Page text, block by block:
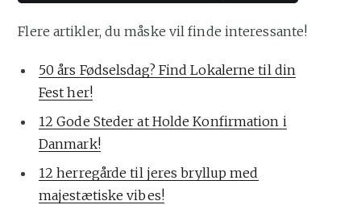
Flere artikler, du måske vil finde interessante!
50 års Fødselsdag? Find Lokalerne til din
Fest her!
12 Gode Steder at Holde Konfirmation i
Danmark!
12 herregårde til jeres bryllup med
majestætiske vibes!